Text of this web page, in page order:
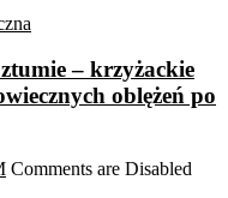
– krzyżackie
oblężeń po
Comments are Disabled